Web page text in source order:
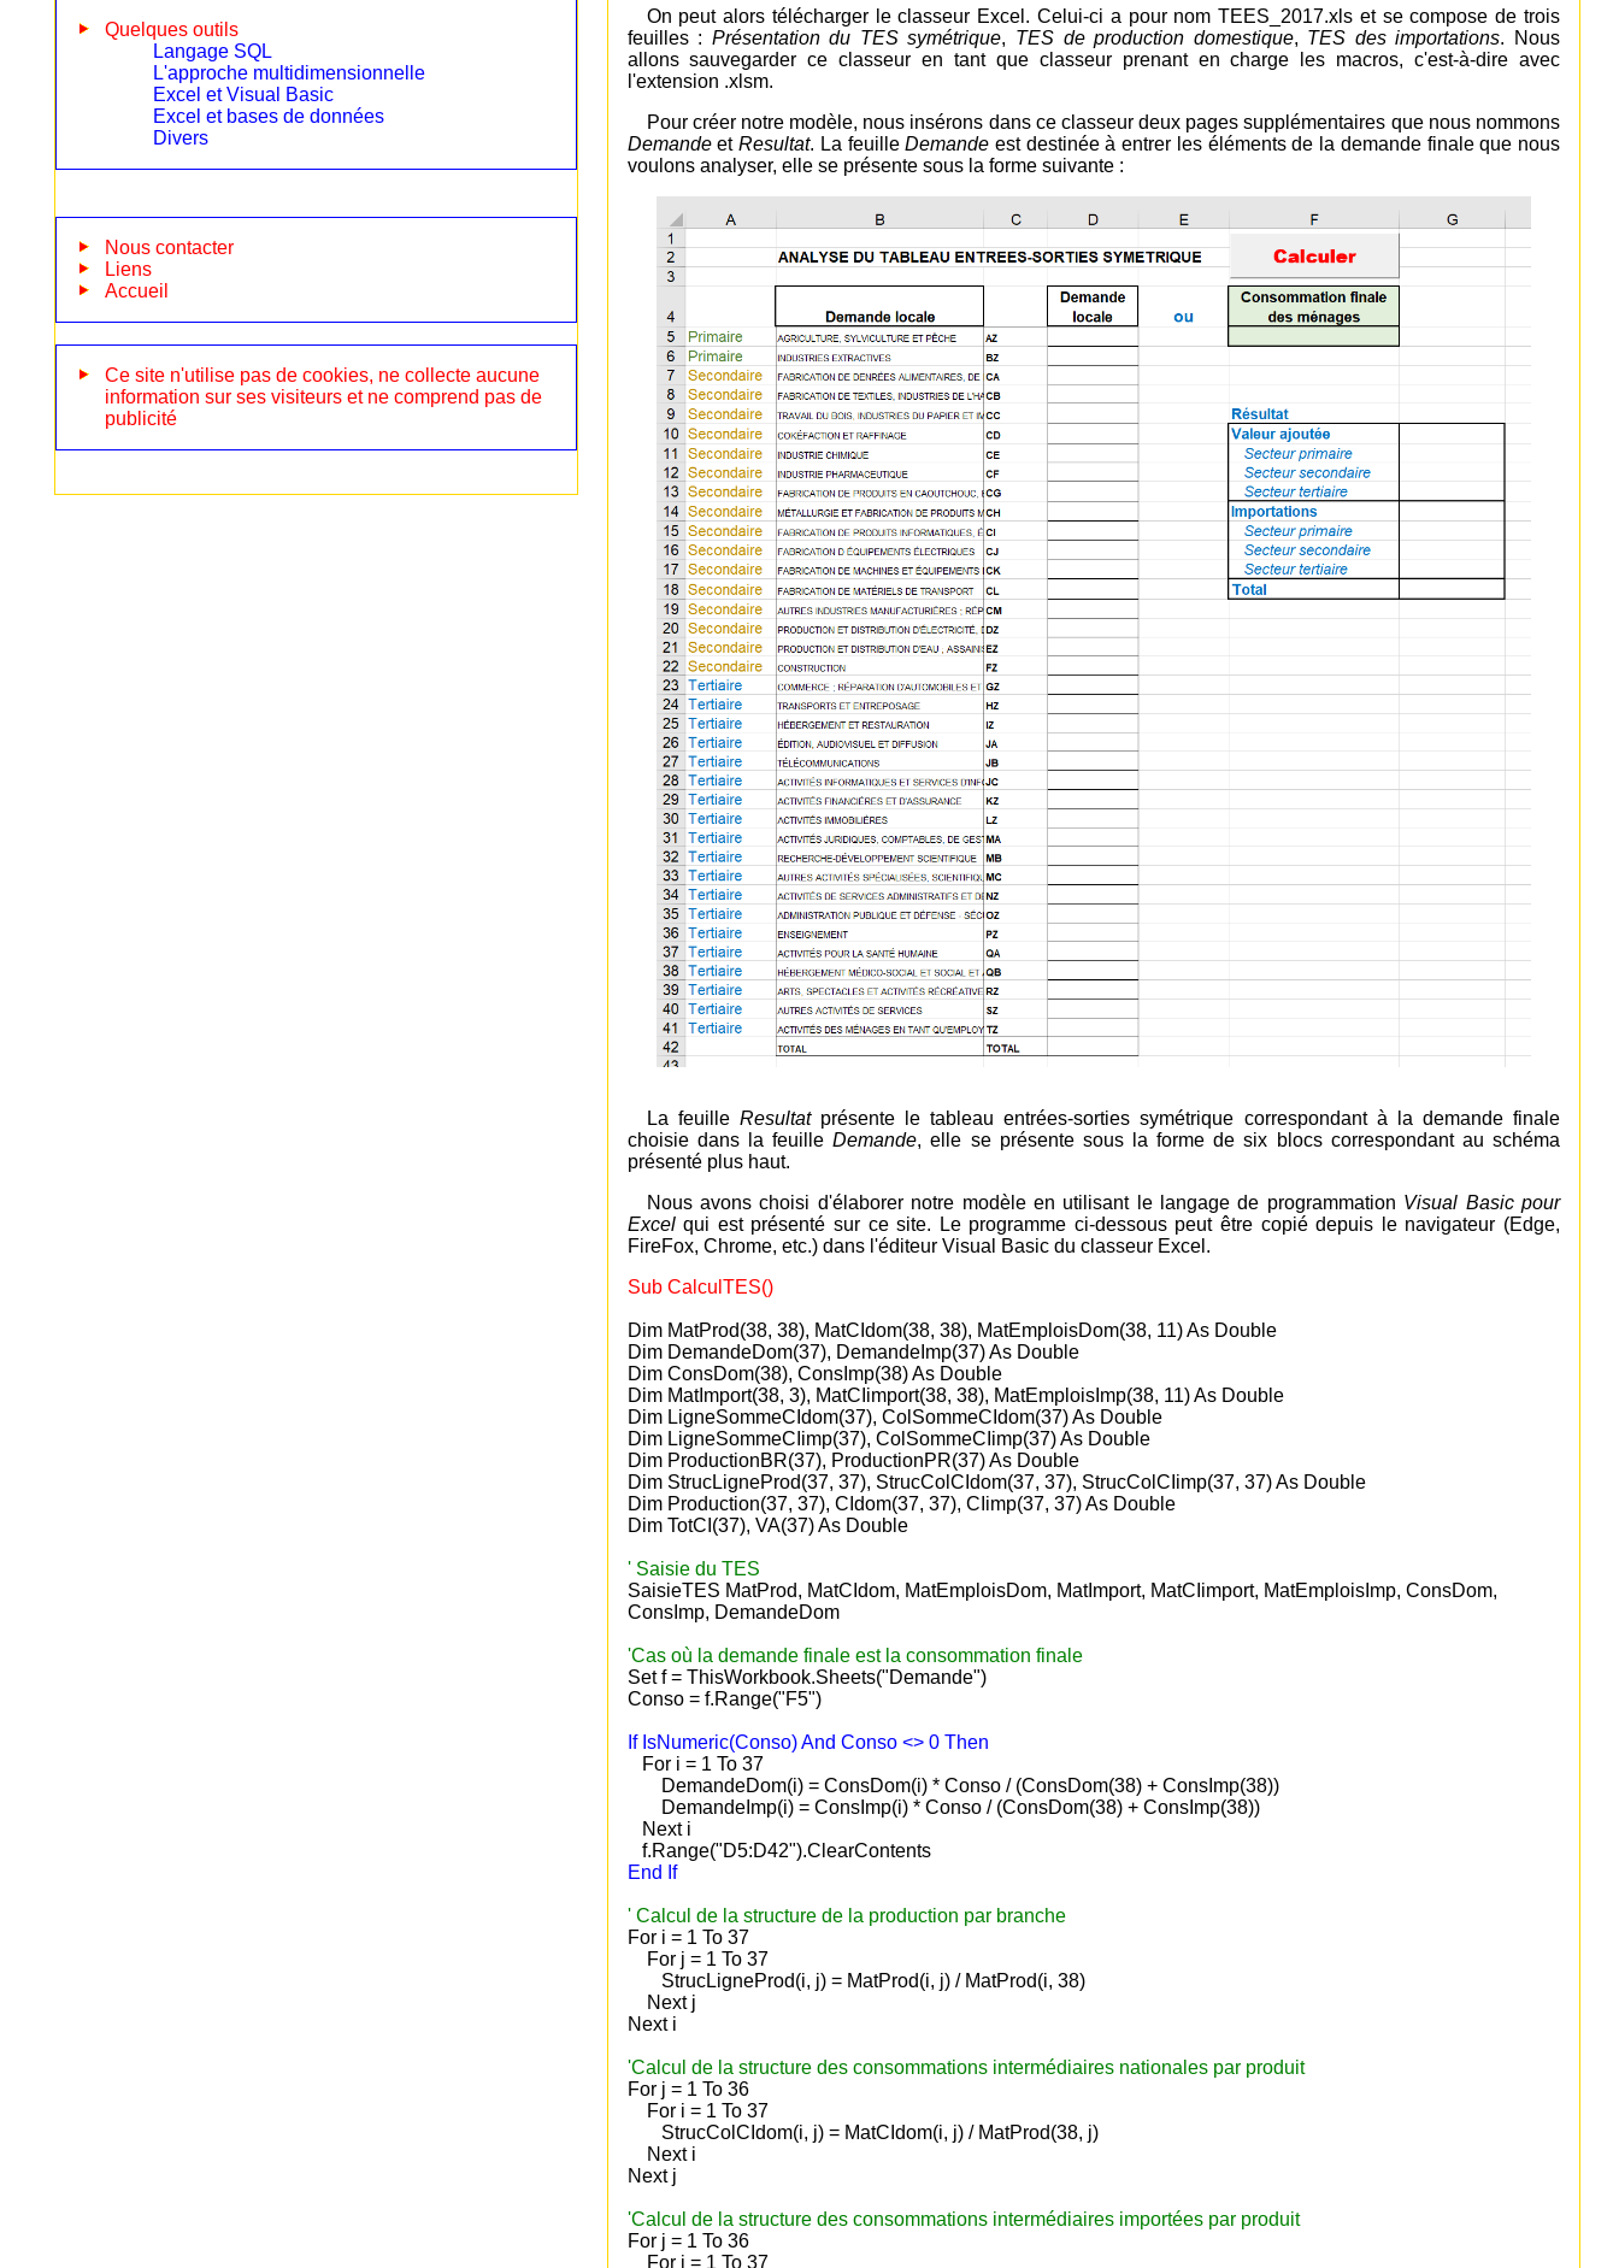
On peut alors télécharger le classeur Excel. Celui-ci a pour nom TEES_2017.xls et se compose de trois
feuilles : Présentation du TES symétrique, TES de production domestique, TES des importations. Nous
allons sauvegarder ce classeur en tant que classeur prenant en charge les macros, c'est-à-dire avec
l'extension .xlsm.
Pour créer notre modèle, nous insérons dans ce classeur deux pages supplémentaires que nous nommons
DemandeetResultat. La feuilleDemande est destinée à entrer les éléments de la demande finale que nous
voulons analyser, elle se présente sous la forme suivante :
La feuille Resultatprésente le tableau entrées-sorties symétrique correspondant à la demande finale
choisie dans la feuilleDemande, elle se présente sous la forme de six blocs correspondant au schéma
présenté plus haut.
Nous avons choisi d'élaborer notre modèle en utilisant le langage de programmation Visual Basic pour
Excelqui est présenté sur ce site. Le programme ci-dessous peut être copié depuis le navigateur (Edge,
FireFox, Chrome, etc.) dans l'éditeur Visual Basic du classeur Excel.
Sub CalculTES()
Dim MatProd(38, 38), MatCIdom(38, 38), MatEmploisDom(38, 11) As Double
Dim DemandeDom(37), DemandeImp(37) As Double
Dim ConsDom(38), ConsImp(38) As Double
Dim MatImport(38, 3), MatCIimport(38, 38), MatEmploisImp(38, 11) As Double
Dim LigneSommeCIdom(37), ColSommeCIdom(37) As Double
Dim LigneSommeCIimp(37), ColSommeCIimp(37) As Double
Dim ProductionBR(37), ProductionPR(37) As Double
Dim StrucLigneProd(37, 37), StrucColCIdom(37, 37), StrucColCIimp(37, 37) As Double
Dim Production(37, 37), CIdom(37, 37), CIimp(37, 37) As Double
Dim TotCI(37), VA(37) As Double
' Saisie du TES
SaisieTES MatProd, MatCIdom, MatEmploisDom, MatImport, MatCIimport, MatEmploisImp, ConsDom,
ConsImp, DemandeDom
'Cas où la demande finale est la consommation finale
Set f = ThisWorkbook.Sheets("Demande")
Conso = f.Range("F5")
If IsNumeric(Conso) And Conso <> 0 Then
For i = 1 To 37
DemandeDom(i) = ConsDom(i) * Conso / (ConsDom(38) + ConsImp(38))
DemandeImp(i) = ConsImp(i) * Conso / (ConsDom(38) + ConsImp(38))
Next i
f.Range("D5:D42").ClearContents
End If
' Calcul de la structure de la production par branche
For i = 1 To 37
For j = 1 To 37
StrucLigneProd(i, j) = MatProd(i, j) / MatProd(i, 38)
Next j
Next i
'Calcul de la structure des consommations intermédiaires nationales par produit
For j = 1 To 36
For i = 1 To 37
StrucColCIdom(i, j) = MatCIdom(i, j) / MatProd(38, j)
Next i
Next j
'Calcul de la structure des consommations intermédiaires importées par produit
For j = 1 To 36
For i = 1 To 37
Quelques outils
Langage SQL
L'approche multidimensionnelle
Excel et Visual Basic
Excel et bases de données
Divers
Nous contacter
Liens
Accueil
Ce site n'utilise pas de cookies, ne collecte aucune
information sur ses visiteurs et ne comprend pas de
publicité